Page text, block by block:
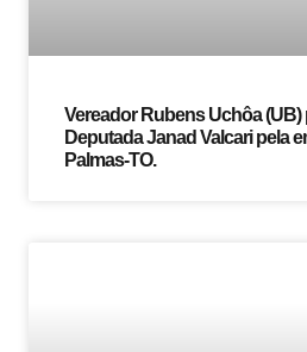
Vereador Rubens Uchôa (UB)
Deputada Janad Valcari pela
Palmas-TO.